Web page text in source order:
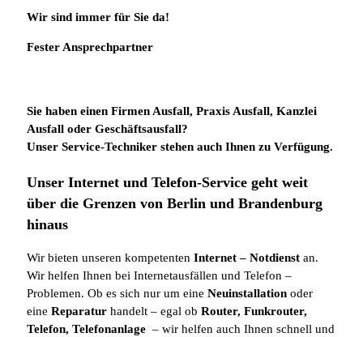
Wir sind immer für Sie da!
Fester Ansprechpartner
Sie haben einen Firmen Ausfall, Praxis Ausfall, Kanzlei
Ausfall oder Geschäftsausfall?
Unser Service-Techniker stehen auch Ihnen zu Verfügung.
Unser Internet und Telefon-Service geht weit
über die Grenzen von Berlin und Brandenburg
hinaus
Wir bieten unseren kompetenten Internet– Notdienst an.
Wir helfen Ihnen bei Internetausfällen und Telefon –
Problemen. Ob es sich nur um eine Neuinstallation oder
eine Reparatur handelt – egal ob Router, Funkrouter,
Telefon, Telefonanlage – wir helfen auch Ihnen schnell und